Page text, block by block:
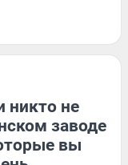
никто не
заводе
вы